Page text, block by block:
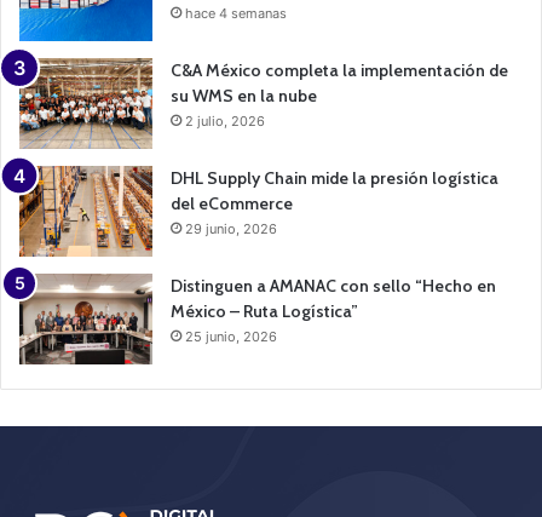
hace 4 semanas
C&A México completa la implementación de
su WMS en la nube
2 julio, 2026
DHL Supply Chain mide la presión logística
del eCommerce
29 junio, 2026
Distinguen a AMANAC con sello “Hecho en
México – Ruta Logística”
25 junio, 2026